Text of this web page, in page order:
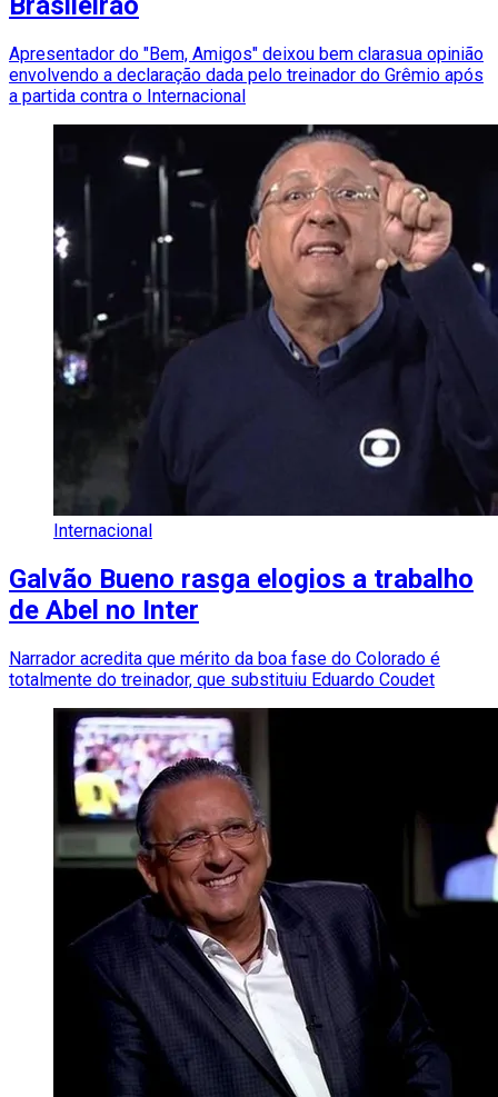
Apresentador do "Bem, Amigos" deixou bem clarasua opinião
envolvendo a declaração dada pelo treinador do Grêmio após
a partida contra o Internacional
Internacional
Galvão Bueno rasga elogios a trabalho
de Abel no Inter
Narrador acredita que mérito da boa fase do Colorado é
totalmente do treinador, que substituiu Eduardo Coudet